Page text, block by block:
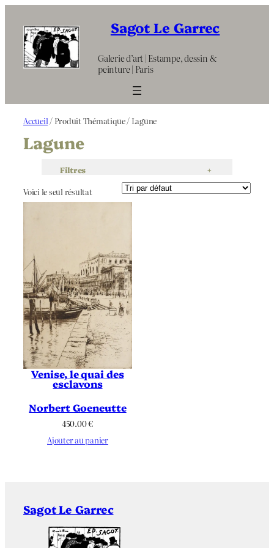
contenu
Sagot Le Garrec
Galerie d’art | Estampe, dessin &
peinture | Paris
Accueil / Produit Thématique / Lagune
Lagune
Filtres +
Voici le seul résultat
Venise, le quai des
esclavons
Norbert Goeneutte
450.00€
Ajouter au panier
Sagot Le Garrec